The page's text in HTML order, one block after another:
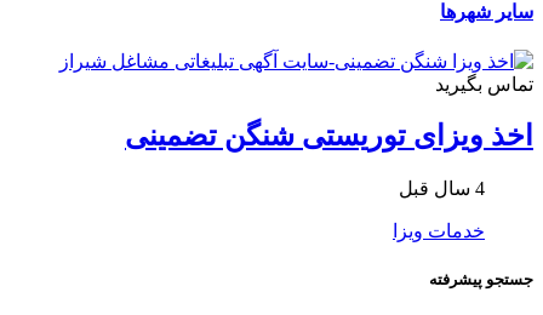
سایر شهرها
تماس بگیرید
اخذ ویزای توریستی شنگن تضمینی
4 سال قبل
خدمات ویزا
جستجو پیشرفته